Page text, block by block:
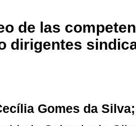
de las
dirigentes
Gomes da